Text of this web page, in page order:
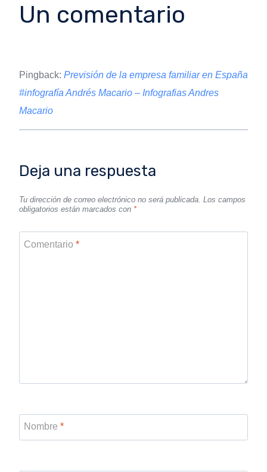
Un comentario
Pingback: Previsión de la empresa familiar en España
#infografía Andrés Macario – Infografias Andres
Macario
Deja una respuesta
Tu dirección de correo electrónico no será publicada. Los campos
obligatorios están marcados con *
Comentario *
Nombre *